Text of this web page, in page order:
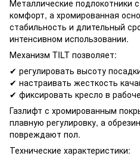
Металлические подлокотники
комфорт, а хромированная
стабильность и длительный
интенсивном использовании.
Механизм TILT позволяет:
✔ регулировать высоту
✔ настраивать жесткость
✔ фиксировать кресло в
Газлифт с хромированным
плавную регулировку, а
повреждают пол.
Технические характеристики: